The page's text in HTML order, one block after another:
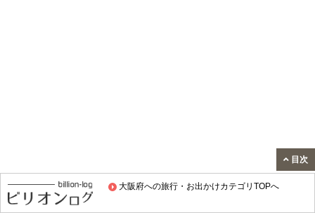
大阪府への旅行・お出かけカテゴリTOPへ
スポンサードリンク
目次